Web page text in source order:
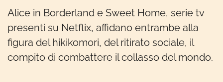
Alice in Borderland e Sweet Home, serie tv
presenti su Netflix, affidano entrambe alla
figura del hikikomori, del ritirato sociale, il
compito di combattere il collasso del mondo.